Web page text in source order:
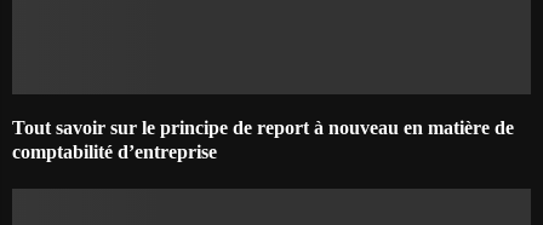
Tout savoir sur le principe de report à nouveau en matière de
comptabilité d’entreprise